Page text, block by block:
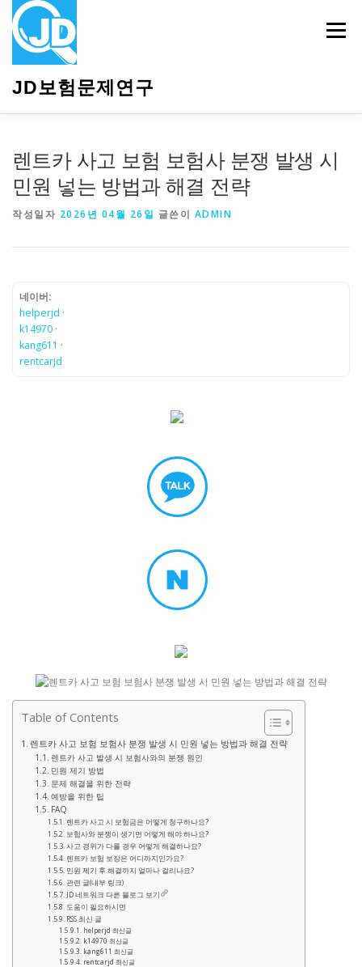
JD보험문제연구
메뉴
렌트카 사고 보험 보험사 분쟁 발생 시
민원 넣는 방법과 해결 전략
작성일자 2026년 04월 26일 글쓴이 ADMIN
네이버:
helperjd ·
k14970 ·
kang611 ·
rentcarjd
Table of Contents
렌트카 사고 보험 보험사 분쟁 발생 시 민원 넣는 방법과 해결 전략
렌트카 사고 발생 시 보험사와의 분쟁 원인
민원 제기 방법
문제 해결을 위한 전략
예방을 위한 팁
FAQ
렌트카 사고 시 보험금은 어떻게 청구하나요?
보험사와 분쟁이 생기면 어떻게 해야 하나요?
사고 경위가 다를 경우 어떻게 해결하나요?
렌트카 보험 보장은 어디까지인가요?
민원 제기 후 해결까지 얼마나 걸리나요?
관련 글(내부 링크)
JD 네트워크 다른 블로그 보기
도움이 필요하시면
RSS 최신 글
helperjd 최신글
k14970 최신글
kang611 최신글
rentcarjd 최신글